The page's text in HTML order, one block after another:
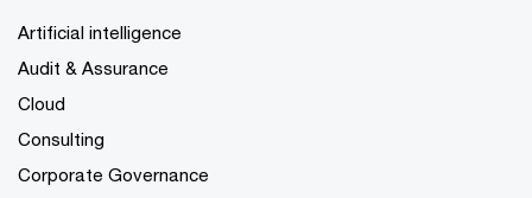
Artificial intelligence
Audit & Assurance
Cloud
Consulting
Corporate Governance